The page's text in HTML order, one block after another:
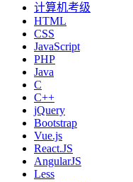
计算机考级
HTML
CSS
JavaScript
PHP
Java
C
C++
jQuery
Bootstrap
Vue.js
React.JS
AngularJS
Less